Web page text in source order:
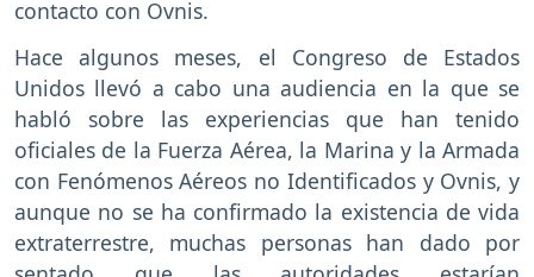
contacto con Ovnis.
Hace algunos meses, el Congreso de Estados
Unidos llevó a cabo una audiencia en la que se
habló sobre las experiencias que han tenido
oficiales de la Fuerza Aérea, la Marina y la Armada
con Fenómenos Aéreos no Identificados y Ovnis, y
aunque no se ha confirmado la existencia de vida
extraterrestre, muchas personas han dado por